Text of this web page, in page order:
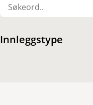
Innleggstype